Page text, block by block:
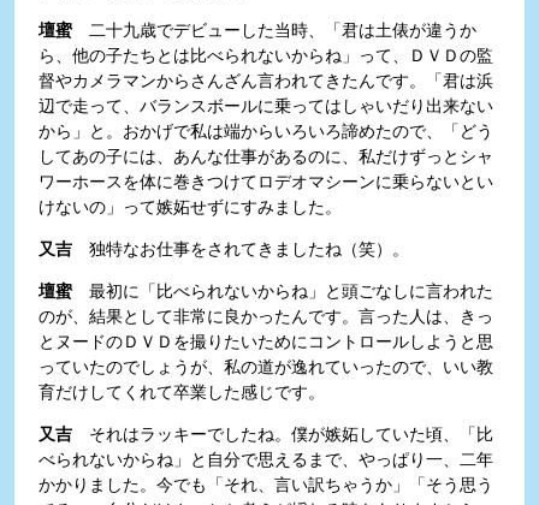
壇蜜 二十九歳でデビューした当時、「君は土俵が違うか
ら、他の子たちとは比べられないからね」って、ＤＶＤの監
督やカメラマンからさんざん言われてきたんです。「君は浜
辺で走って、バランスボールに乗ってはしゃいだり出来ない
から」と。おかげで私は端からいろいろ諦めたので、「どう
してあの子には、あんな仕事があるのに、私だけずっとシャ
ワーホースを体に巻きつけてロデオマシーンに乗らないとい
けないの」って嫉妬せずにすみました。
又吉 独特なお仕事をされてきましたね（笑）。
壇蜜 最初に「比べられないからね」と頭ごなしに言われた
のが、結果として非常に良かったんです。言った人は、きっ
とヌードのＤＶＤを撮りたいためにコントロールしようと思
っていたのでしょうが、私の道が逸れていったので、いい教
育だけしてくれて卒業した感じです。
又吉 それはラッキーでしたね。僕が嫉妬していた頃、「比
べられないからね」と自分で思えるまで、やっぱり一、二年
かかりました。今でも「それ、言い訳ちゃうか」「そう思う